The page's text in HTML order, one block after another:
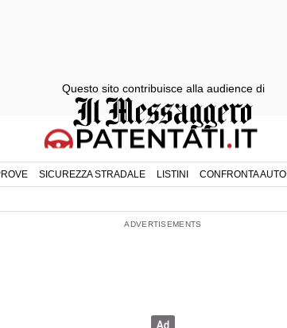
SICUREZZA STRADALE LISTINI CONFRONTA AUTO
Questo sito contribuisce alla audience di